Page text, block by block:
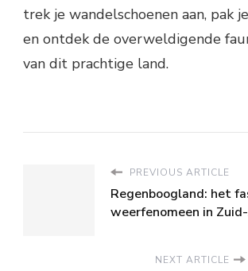
trek je wandelschoenen aan, pak
en ontdek de overweldigende
van dit prachtige land.
PREVIOUS ARTICLE
Regenboogland: het
weerfenomeen in
NEXT ARTICLE